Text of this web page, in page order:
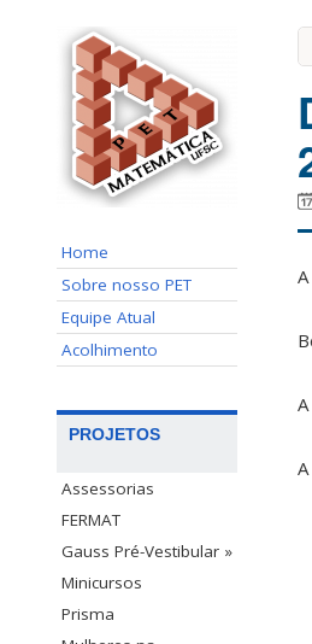
Home
Sobre nosso PET
Equipe Atual
Acolhimento
PROJETOS
Assessorias
FERMAT
Gauss Pré-Vestibular »
Minicursos
Prisma